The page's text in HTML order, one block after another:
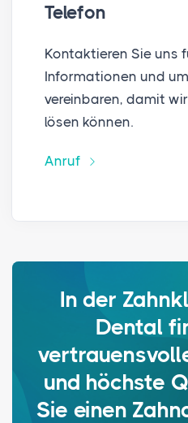
Telefon
Kontaktieren Sie uns
Informationen und
vereinbaren, damit
lösen können.
Anruf
In der
Dental
und höchste
Sie einen